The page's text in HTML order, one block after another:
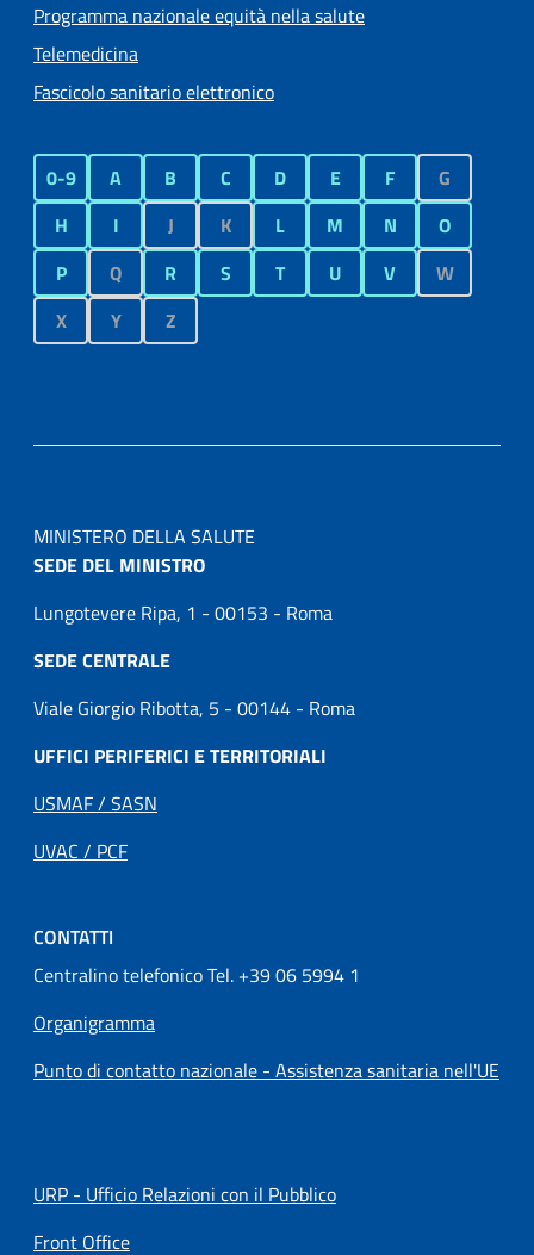
Programma nazionale equità nella salute
Telemedicina
Fascicolo sanitario elettronico
0-9 A B C D E F
G
H
I J K L M N
O
P
Q R S T U V
W
X
Y Z
MINISTERO DELLA SALUTE
SEDE DEL MINISTRO
Lungotevere Ripa, 1 - 00153 - Roma
SEDE CENTRALE
Viale Giorgio Ribotta, 5 - 00144 - Roma
UFFICI PERIFERICI E TERRITORIALI
USMAF / SASN
UVAC / PCF
CONTATTI
Centralino telefonico Tel. +39 06 5994 1
Organigramma
Punto di contatto nazionale - Assistenza sanitaria nell'UE
URP - Ufficio Relazioni con il Pubblico
Front Office